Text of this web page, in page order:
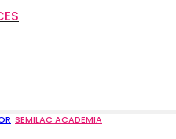
SEMILAC ACADEMIA